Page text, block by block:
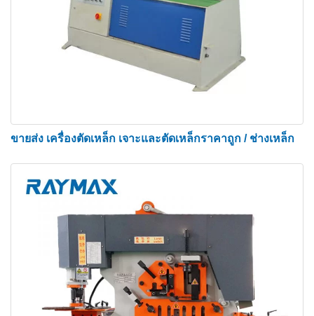
ขายส่ง เครื่องตัดเหล็ก เจาะและตัดเหล็กราคาถูก / ช่างเหล็ก